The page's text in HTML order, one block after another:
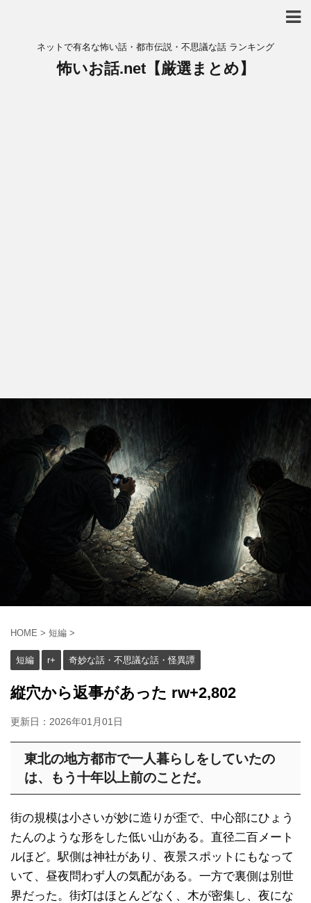
ネットで有名な怖い話・都市伝説・不思議な話 ランキング
怖いお話.net【厳選まとめ】
HOME > 短編 >
短編 r+ 奇妙な話・不思議な話・怪異譚
縦穴から返事があった rw+2,802
更新日： 2026年01月01日
東北の地方都市で一人暮らしをしていたの
は、もう十年以上前のことだ。
街の規模は小さいが妙に造りが歪で、中心部にひょう
たんのような形をした低い山がある。直径二百メート
ルほど。駅側は神社があり、夜景スポットにもなって
いて、昼夜問わず人の気配がある。一方で裏側は別世
界だった。街灯はほとんどなく、木が密集し、夜にな